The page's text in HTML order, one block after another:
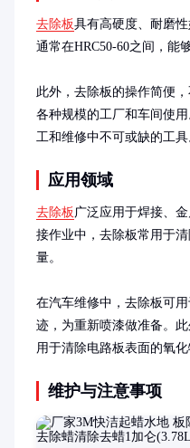
去除板具有高硬度、耐磨
通常在HRC50-60之间，能
此外，去除板的操作简便
各种规模的工厂和车间使
工和维修中不可或缺的工具
应用领域
去除板 广泛应用于焊接、
接作业中，去除板常用于
量。
在汽车维修中，去除板可
迹，为重新喷漆做准备。
用于清除电路板表面的氧化
维护与注意事项